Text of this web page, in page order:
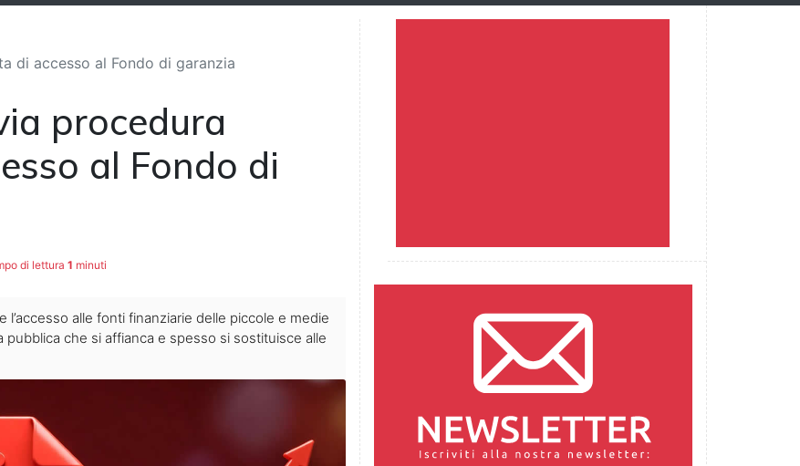
di accesso al Fondo di garanzia
procedura
al Fondo di
di lettura 1 minuti
l’accesso alle fonti finanziarie delle piccole e medie
che si affianca e spesso si sostituisce alle